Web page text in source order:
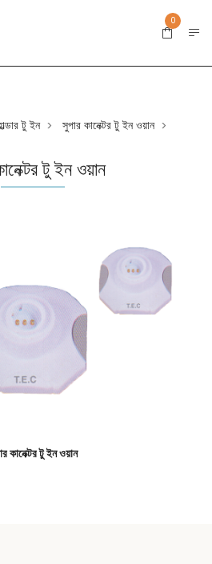
0
টু ইন > সুপার কানেক্টর টু ইন ওয়ান >
টু ইন ওয়ান
কানেক্টর টু ইন ওয়ান